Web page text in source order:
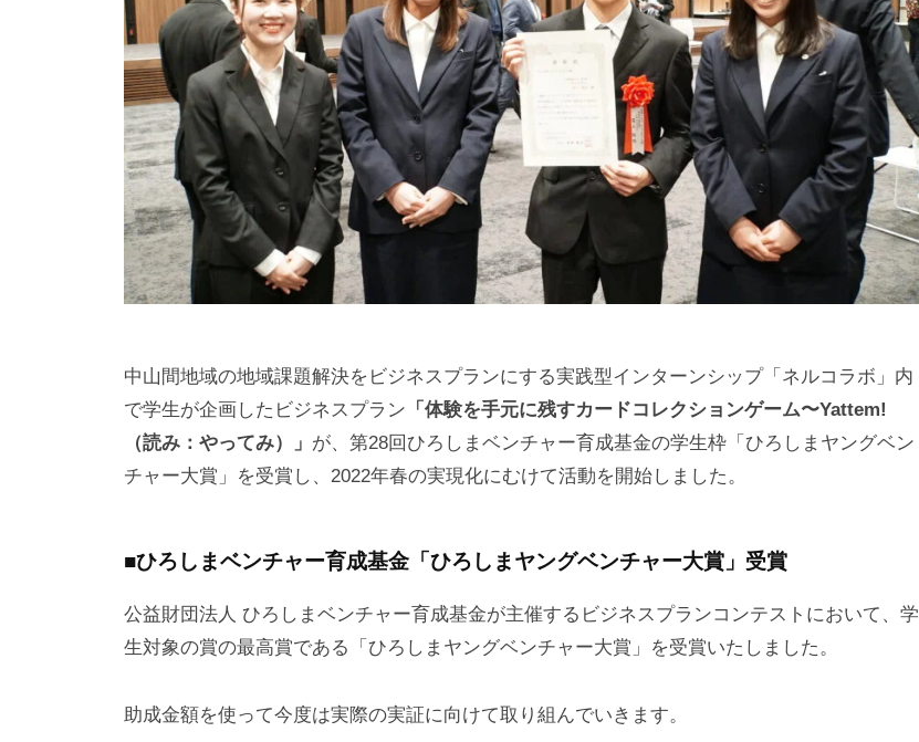
し
ろ
イ
ン
タ
ー
ン
シ
ッ
中山間地域の地域課題解決をビジネスプランにする実践型インターンシップ「ネルコラボ」内
で学生が企画したビジネスプラン 「体験を手元に残すカードコレクションゲーム〜Yattem!
（読み：やってみ）」 が、第28回ひろしまベンチャー育成基金の学生枠「ひろしまヤングベン
チャー大賞」を受賞し、2022年春の実現化にむけて活動を開始しました。
■ひろしまベンチャー育成基金「ひろしまヤングベンチャー大賞」受賞
公益財団法人 ひろしまベンチャー育成基金が主催するビジネスプランコンテストにおいて、学
生対象の賞の最高賞である「ひろしまヤングベンチャー大賞」を受賞いたしました。
助成金額を使って今度は実際の実証に向けて取り組んでいきます。
ン
シ
ッ
プ